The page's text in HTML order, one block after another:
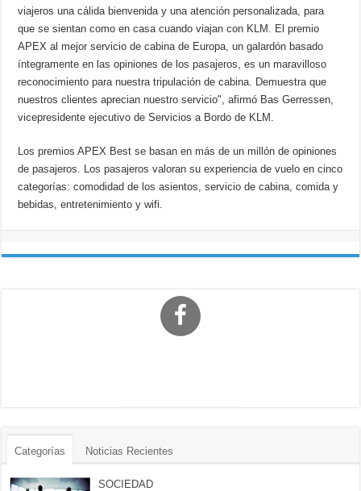
viajeros una cálida bienvenida y una atención personalizada, para
que se sientan como en casa cuando viajan con KLM. El premio
APEX al mejor servicio de cabina de Europa, un galardón basado
íntegramente en las opiniones de los pasajeros, es un maravilloso
reconocimiento para nuestra tripulación de cabina. Demuestra que
nuestros clientes aprecian nuestro servicio", afirmó Bas Gerressen,
vicepresidente ejecutivo de Servicios a Bordo de KLM.
Los premios APEX Best se basan en más de un millón de opiniones
de pasajeros. Los pasajeros valoran su experiencia de vuelo en cinco
categorías: comodidad de los asientos, servicio de cabina, comida y
bebidas, entretenimiento y wifi.
Categorías Noticias Recientes
SOCIEDAD